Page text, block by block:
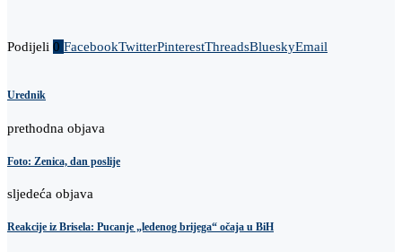
Podijeli 0 FacebookTwitterPinterestThreadsBlueskyEmail
Urednik
prethodna objava
Foto: Zenica, dan poslije
sljedeća objava
Reakcije iz Brisela: Pucanje „ledenog brijega“ očaja u BiH